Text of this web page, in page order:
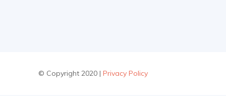
© Copyright 2020 | Privacy Policy